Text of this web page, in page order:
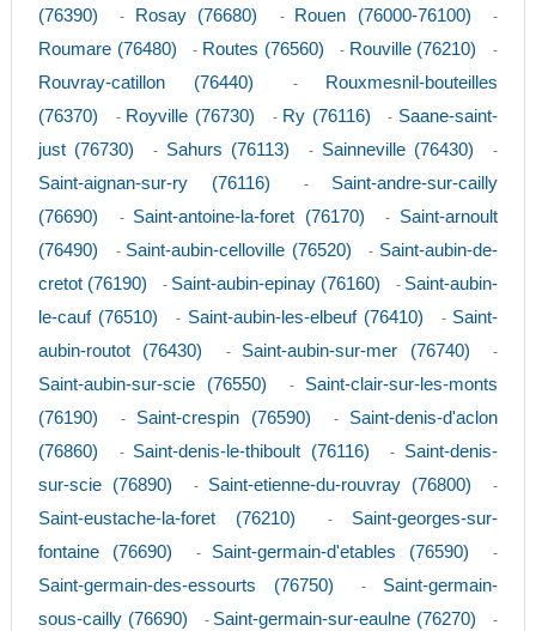
(76390) - Rosay (76680) - Rouen (76000-76100) -
Roumare (76480) - Routes (76560) - Rouville (76210) -
Rouvray-catillon (76440) -
Rouxmesnil-bouteilles
(76370)
- Royville (76730) - Ry (76116) - Saane-saint-
just (76730)
- Sahurs (76113) - Sainneville (76430) -
Saint-aignan-sur-ry (76116) - Saint-andre-sur-cailly
(76690)
- Saint-antoine-la-foret (76170) - Saint-arnoult
(76490)
- Saint-aubin-celloville (76520) - Saint-aubin-de-
cretot (76190)
- Saint-aubin-epinay (76160) - Saint-aubin-
le-cauf (76510)
- Saint-aubin-les-elbeuf (76410) - Saint-
aubin-routot (76430)
- Saint-aubin-sur-mer (76740) -
Saint-aubin-sur-scie (76550) - Saint-clair-sur-les-monts
(76190)
- Saint-crespin (76590) - Saint-denis-d'aclon
(76860)
- Saint-denis-le-thiboult (76116) - Saint-denis-
sur-scie (76890)
- Saint-etienne-du-rouvray (76800) -
Saint-eustache-la-foret (76210) - Saint-georges-sur-
fontaine (76690)
- Saint-germain-d'etables (76590) -
Saint-germain-des-essourts (76750) - Saint-germain-
sous-cailly (76690)
- Saint-germain-sur-eaulne (76270) -